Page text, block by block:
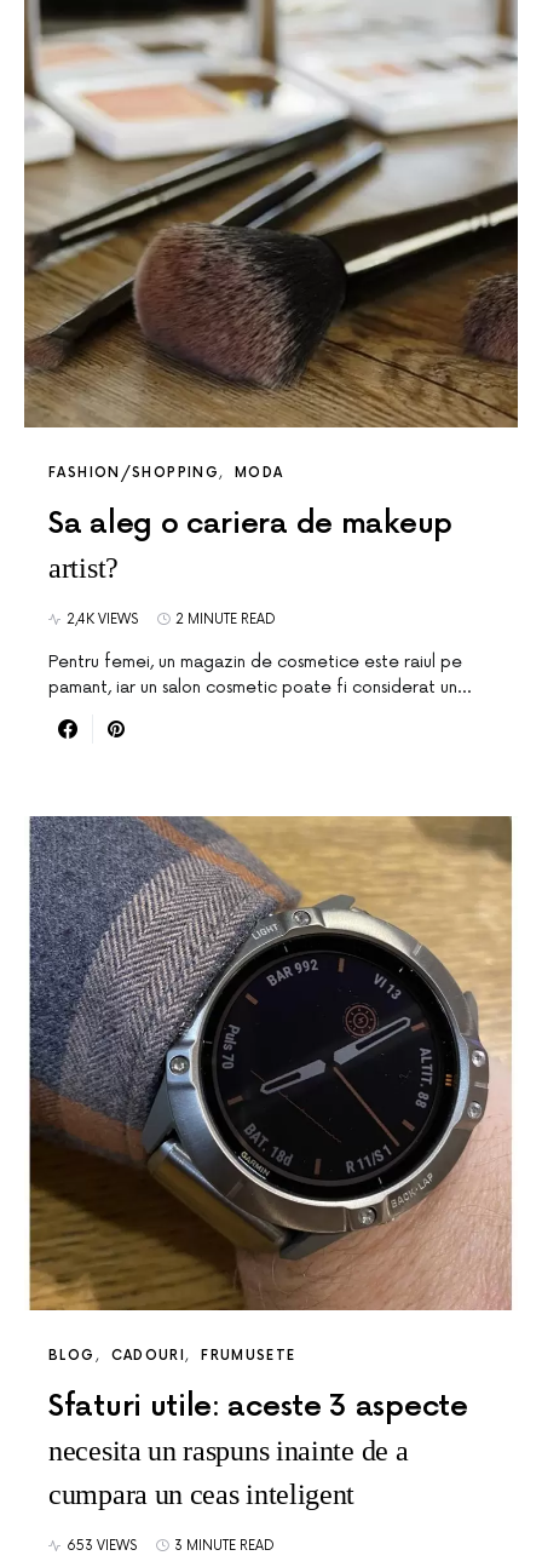
FASHION/SHOPPING MODA
Sa aleg o cariera de makeup
artist?
2,4K VIEWS 2 MINUTE READ
Pentru femei, un magazin de cosmetice este raiul pe
pamant, iar un salon cosmetic poate fi considerat un…
BLOG CADOURI FRUMUSETE
Sfaturi utile: aceste 3 aspecte
necesita un raspuns inainte de a
cumpara un ceas inteligent
653 VIEWS 3 MINUTE READ